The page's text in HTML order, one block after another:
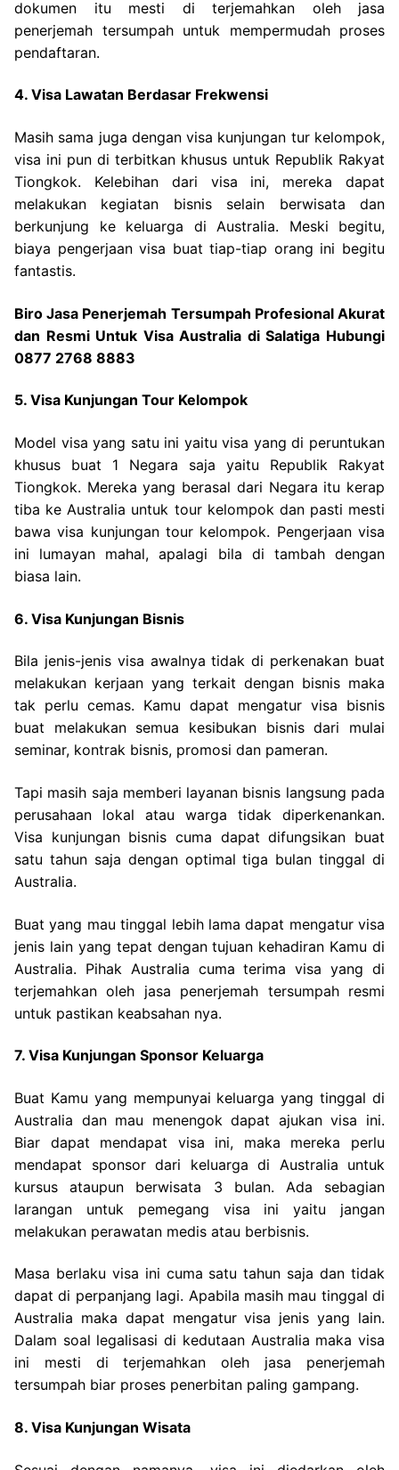
dokumen itu mesti di terjemahkan oleh jasa
penerjemah tersumpah untuk mempermudah proses
pendaftaran.
4. Visa Lawatan Berdasar Frekwensi
Masih sama juga dengan visa kunjungan tur kelompok,
visa ini pun di terbitkan khusus untuk Republik Rakyat
Tiongkok. Kelebihan dari visa ini, mereka dapat
melakukan kegiatan bisnis selain berwisata dan
berkunjung ke keluarga di Australia. Meski begitu,
biaya pengerjaan visa buat tiap-tiap orang ini begitu
fantastis.
Biro Jasa Penerjemah Tersumpah Profesional Akurat
dan Resmi Untuk Visa Australia di Salatiga Hubungi
0877 2768 8883
5. Visa Kunjungan Tour Kelompok
Model visa yang satu ini yaitu visa yang di peruntukan
khusus buat 1 Negara saja yaitu Republik Rakyat
Tiongkok. Mereka yang berasal dari Negara itu kerap
tiba ke Australia untuk tour kelompok dan pasti mesti
bawa visa kunjungan tour kelompok. Pengerjaan visa
ini lumayan mahal, apalagi bila di tambah dengan
biasa lain.
6. Visa Kunjungan Bisnis
Bila jenis-jenis visa awalnya tidak di perkenakan buat
melakukan kerjaan yang terkait dengan bisnis maka
tak perlu cemas. Kamu dapat mengatur visa bisnis
buat melakukan semua kesibukan bisnis dari mulai
seminar, kontrak bisnis, promosi dan pameran.
Tapi masih saja memberi layanan bisnis langsung pada
perusahaan lokal atau warga tidak diperkenankan.
Visa kunjungan bisnis cuma dapat difungsikan buat
satu tahun saja dengan optimal tiga bulan tinggal di
Australia.
Buat yang mau tinggal lebih lama dapat mengatur visa
jenis lain yang tepat dengan tujuan kehadiran Kamu di
Australia. Pihak Australia cuma terima visa yang di
terjemahkan oleh jasa penerjemah tersumpah resmi
untuk pastikan keabsahan nya.
7. Visa Kunjungan Sponsor Keluarga
Buat Kamu yang mempunyai keluarga yang tinggal di
Australia dan mau menengok dapat ajukan visa ini.
Biar dapat mendapat visa ini, maka mereka perlu
mendapat sponsor dari keluarga di Australia untuk
kursus ataupun berwisata 3 bulan. Ada sebagian
larangan untuk pemegang visa ini yaitu jangan
melakukan perawatan medis atau berbisnis.
Masa berlaku visa ini cuma satu tahun saja dan tidak
dapat di perpanjang lagi. Apabila masih mau tinggal di
Australia maka dapat mengatur visa jenis yang lain.
Dalam soal legalisasi di kedutaan Australia maka visa
ini mesti di terjemahkan oleh jasa penerjemah
tersumpah biar proses penerbitan paling gampang.
8. Visa Kunjungan Wisata